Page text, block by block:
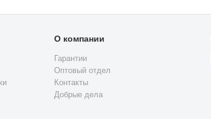
О компании
Гарантии
Оптовый отдел
Контакты
Добрые дела